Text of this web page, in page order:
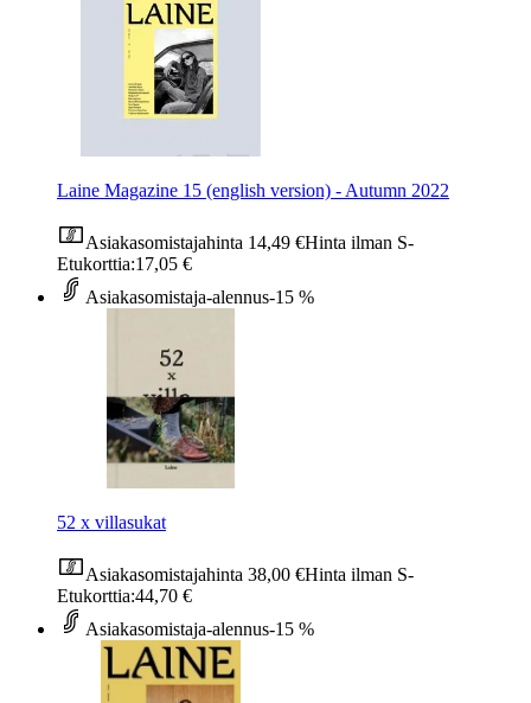
Laine Magazine 15 (english version) - Autumn 2022
Asiakasomistajahinta 14,49 €Hinta ilman S-
Etukorttia:17,05 €
Asiakasomistaja-alennus-15 %
52 x villasukat
Asiakasomistajahinta 38,00 €Hinta ilman S-
Etukorttia:44,70 €
Asiakasomistaja-alennus-15 %